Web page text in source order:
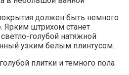
должен быть немного
Ярким штрихом станет
голубой натяжной
узким белым плинтусом.